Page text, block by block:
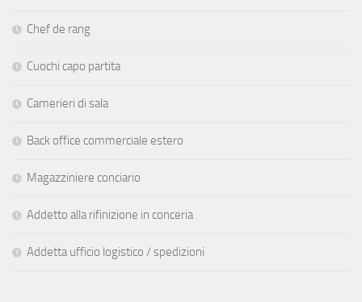
Chef de rang
Cuochi capo partita
Camerieri di sala
Back office commerciale estero
Magazziniere conciario
Addetto alla rifinizione in conceria
Addetta ufficio logistico / spedizioni